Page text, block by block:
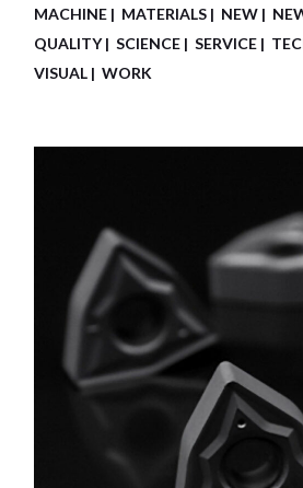
MACHINE
MATERIALS NEW
QUALITY
SCIENCE SERVICE
VISUAL
WORK